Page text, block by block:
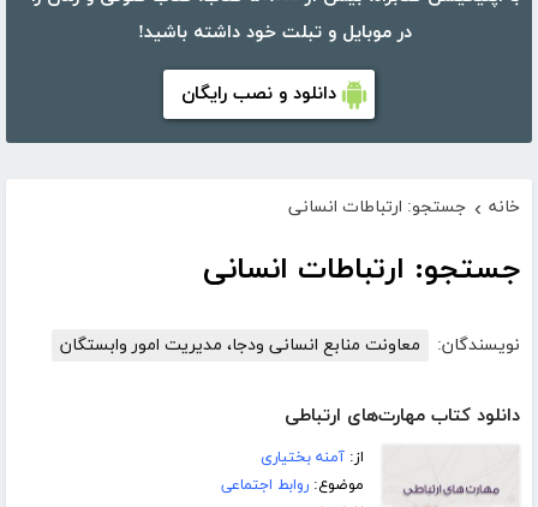
در موبایل و تبلت خود داشته باشید!
دانلود و نصب رایگان
خانه › جستجو: ارتباطات انسانی
جستجو: ارتباطات انسانی
نویسندگان: معاونت منابع انسانی ودجا، مدیریت امور وابستگان
دانلود کتاب مهارت‌های ارتباطی
از:آمنه بختیاری
موضوع:روابط اجتماعی